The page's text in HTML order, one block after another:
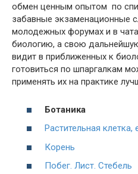
обмен ценным опытом по
забавные экзаменационные
молодежных форумах и в
биологию, а свою
видит в приближенных к
готовиться по шпаргалкам
применять их на практике
Ботаника
Растительная клетка,
Корень
Побег. Лист. Стебель